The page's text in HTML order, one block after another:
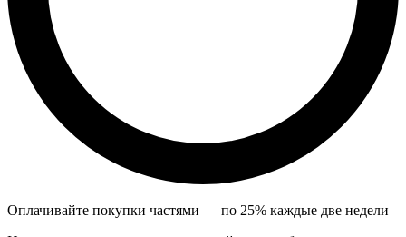
Оплачивайте покупки частями — по 25% каждые две недели